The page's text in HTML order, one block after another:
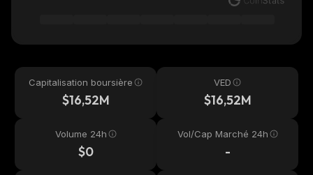
Capitalisation boursière
$16,52M
VED
$16,52M
Volume 24h
$0
Vol/Cap Marché 24h
-